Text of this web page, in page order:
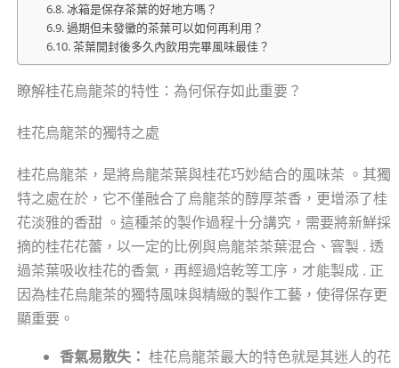
冰箱是保存茶葉的好地方嗎？
過期但未發黴的茶葉可以如何再利用？
茶葉開封後多久內飲用完畢風味最佳？
瞭解桂花烏龍茶的特性：為何保存如此重要？
桂花烏龍茶的獨特之處
桂花烏龍茶，是將烏龍茶葉與桂花巧妙結合的風味茶 。其獨
特之處在於，它不僅融合了烏龍茶的醇厚茶香，更增添了桂
花淡雅的香甜 。這種茶的製作過程十分講究，需要將新鮮採
摘的桂花花蕾，以一定的比例與烏龍茶茶葉混合、窨製 . 透
過茶葉吸收桂花的香氣，再經過焙乾等工序，才能製成 . 正
因為桂花烏龍茶的獨特風味與精緻的製作工藝，使得保存更
顯重要。
香氣易散失： 桂花烏龍茶最大的特色就是其迷人的花